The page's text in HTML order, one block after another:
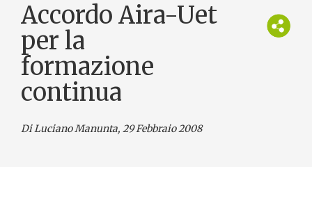
Accordo Aira-Uet
per la
formazione
continua
Di Luciano Manunta, 29 Febbraio 2008